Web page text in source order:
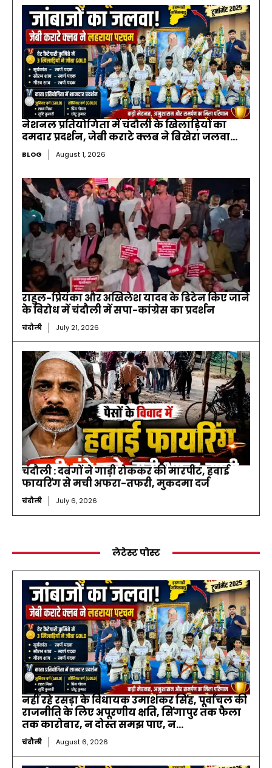
नेशनल प्रतियोगिता में चंदौली के खिलाड़ियों का
दमदार प्रदर्शन, जेबी कराटे क्लब ने बिखेरा जलवा…
BLOG August 1, 2026
राहुल-प्रियंका और अखिलेश यादव के डिटेन किए जाने
के विरोध में चंदौली में सपा-कांग्रेस का प्रदर्शन
चंदौली July 21, 2026
चंदौली : दबंगों ने गाड़ी रोककर की मारपीट, हवाई
फायरिंग से मची अफरा-तफरी, मुकदमा दर्ज
चंदौली July 6, 2026
लेटेस्ट पोस्ट
नहीं रहे रसड़ा के विधायक उमाशंकर सिंह, पूर्वांचल की
राजनीति के लिए अपूरणीय क्षति, सिंगापुर तक फैला
तक कारोबार, न दोस्त समझ पाए, न...
चंदौली August 6, 2026